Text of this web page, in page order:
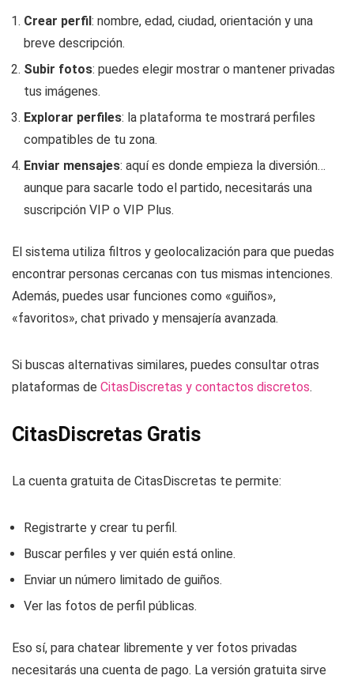
Crear perfil: nombre, edad, ciudad, orientación y una
breve descripción.
Subir fotos: puedes elegir mostrar o mantener privadas
tus imágenes.
Explorar perfiles: la plataforma te mostrará perfiles
compatibles de tu zona.
Enviar mensajes: aquí es donde empieza la diversión…
aunque para sacarle todo el partido, necesitarás una
suscripción VIP o VIP Plus.
El sistema utiliza filtros y geolocalización para que puedas
encontrar personas cercanas con tus mismas intenciones.
Además, puedes usar funciones como «guiños»,
«favoritos», chat privado y mensajería avanzada.
Si buscas alternativas similares, puedes consultar otras
plataformas de CitasDiscretas y contactos discretos.
CitasDiscretas Gratis
La cuenta gratuita de CitasDiscretas te permite:
Registrarte y crear tu perfil.
Buscar perfiles y ver quién está online.
Enviar un número limitado de guiños.
Ver las fotos de perfil públicas.
Eso sí, para chatear libremente y ver fotos privadas
necesitarás una cuenta de pago. La versión gratuita sirve